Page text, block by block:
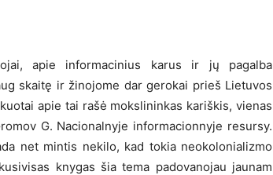
apie informacinius karus ir jų pagalba
skaitę ir žinojome dar gerokai prieš Lietuvos
apie tai rašė mokslininkas kariškis, vienas
G. Nacionalnyje informacionnyje resursy.
net mintis nekilo, kad tokia neokolonializmo
knygas šia tema padovanojau jaunam